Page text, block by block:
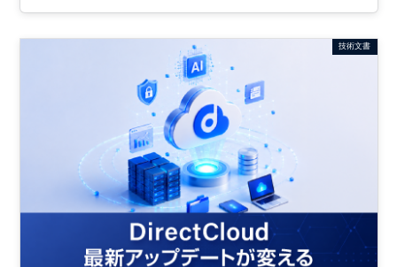
技術文書